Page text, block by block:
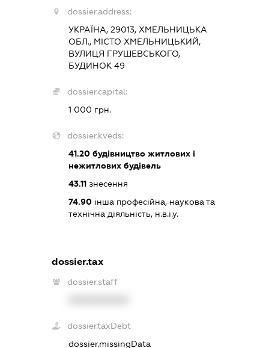
dossier.address:
УКРАЇНА, 29013, ХМЕЛЬНИЦЬКА
ОБЛ., МІСТО ХМЕЛЬНИЦЬКИЙ,
ВУЛИЦЯ ГРУШЕВСЬКОГО,
БУДИНОК 49
dossier.capital:
1 000 грн.
dossier.kveds:
41.20будівництво житлових і
нежитлових будівель
43.11знесення
74.90інша професійна, наукова та
технічна діяльність, н.в.і.у.
dossier.tax
dossier.staff
dossier.taxDebt
dossier.missingData